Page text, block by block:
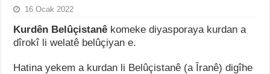
16 Ocak 2022
Kurdên Belûçistanê komeke diyasporaya kurdan a
dîrokî li welatê belûçiyan e.
Hatina yekem a kurdan li Belûçistanê (a Îranê) digîhe